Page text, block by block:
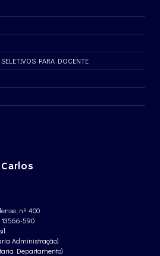
PARA DOCENTE
nº 400
590
Administração)
Departamento)